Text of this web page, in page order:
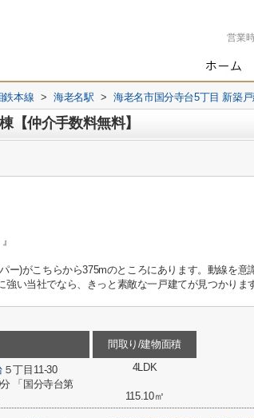
営業
鉄本線 > 海老名駅 > 海老名市国分寺台5丁目 新築
仲介手数料無料】
)がこちらから375mのところにあります。動線を意
い当社でなら、きっと素敵な一戸建てが見つかりま
５丁目11-30
「国分寺台第
間取り/建物面積
4LDK
115.10㎡